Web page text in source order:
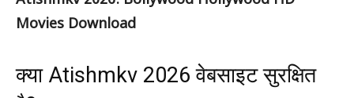
Movies Download
क्या Atishmkv 2026 वेबसाइट सुरक्षित